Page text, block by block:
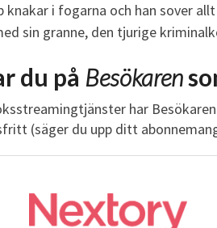
knakar i fogarna och han sover
sin granne, den tjurige
du på Besökaren
har
(säger du upp ditt